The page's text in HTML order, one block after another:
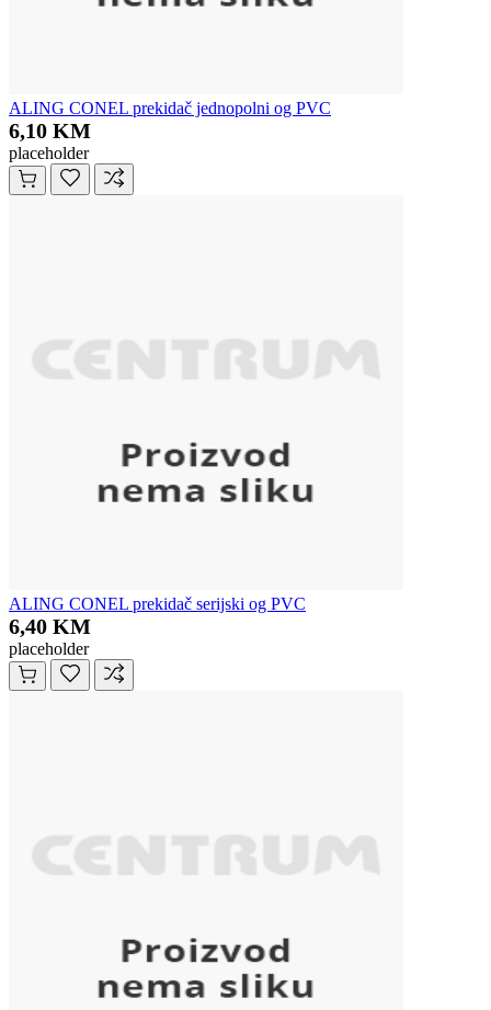
ALING CONEL prekidač jednopolni og PVC
6,10 KM
placeholder
ALING CONEL prekidač serijski og PVC
6,40 KM
placeholder